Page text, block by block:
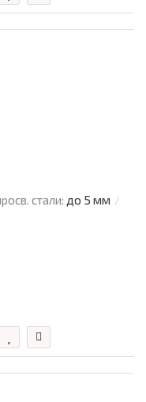
стали: до 5 мм